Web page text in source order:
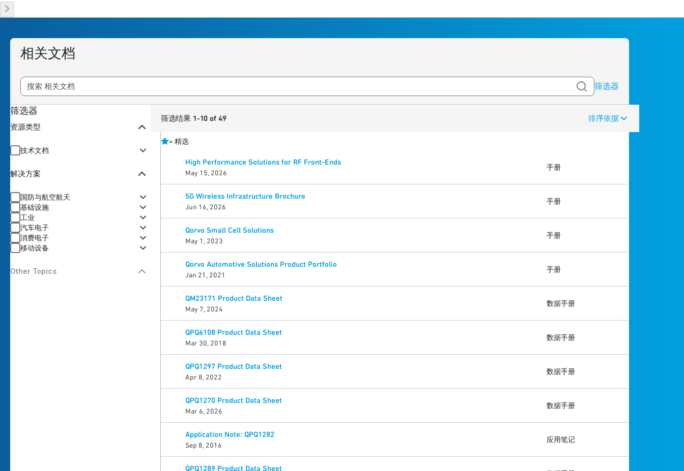
相关文档
筛选器
筛选器
资源类型
技术文档
解决方案
国防与航空航天
基础设施
工业
汽车电子
消费电子
移动设备
Other Topics
筛选结果 1-10 of 49 排序依据
= 精选
High Performance Solutions for RF Front-Ends
May 15, 2026
手册
5G Wireless Infrastructure Brochure
Jun 16, 2026
手册
Qorvo Small Cell Solutions
May 1, 2023
手册
Qorvo Automotive Solutions Product Portfolio
Jan 21, 2021
手册
QM23171 Product Data Sheet
May 7, 2024
数据手册
QPQ6108 Product Data Sheet
Mar 30, 2018
数据手册
QPQ1297 Product Data Sheet
Apr 8, 2022
数据手册
QPQ1270 Product Data Sheet
Mar 6, 2026
数据手册
Application Note: QPQ1282
Sep 8, 2016
应用笔记
QPQ1289 Product Data Sheet